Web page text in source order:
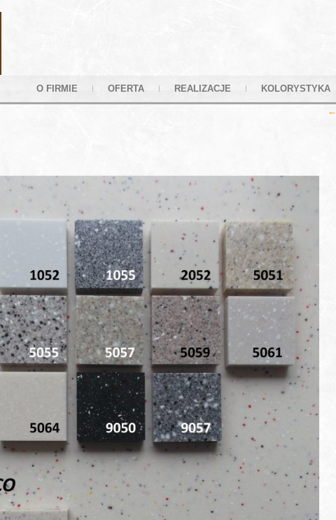
O FIRMIE OFERTA REALIZACJE KOLORYSTYKA
←